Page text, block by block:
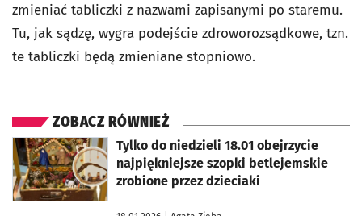
zmieniać tabliczki z nazwami zapisanymi po staremu.
Tu, jak sądzę, wygra podejście zdroworozsądkowe, tzn.
te tabliczki będą zmieniane stopniowo.
ZOBACZ RÓWNIEŻ
Tylko do niedzieli 18.01 obejrzycie
najpiękniejsze szopki betlejemskie
zrobione przez dzieciaki
otworzy się w nowej karcie